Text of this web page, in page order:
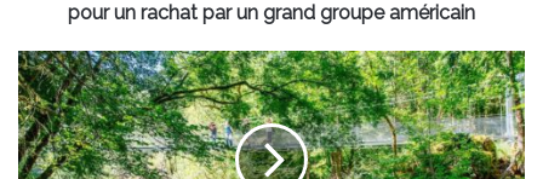
grand
groupe
américain
pour un rachat par un grand groupe américain
Les
gorges
de
l’Auvézère
: